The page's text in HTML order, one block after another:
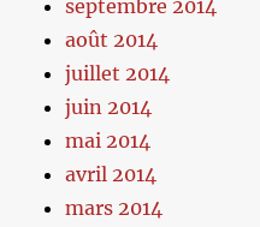
septembre 2014
août 2014
juillet 2014
juin 2014
mai 2014
avril 2014
mars 2014